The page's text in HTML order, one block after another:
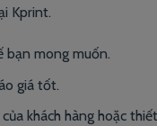
Kprint.
bạn mong muốn.
giá tốt.
khách hàng hoặc